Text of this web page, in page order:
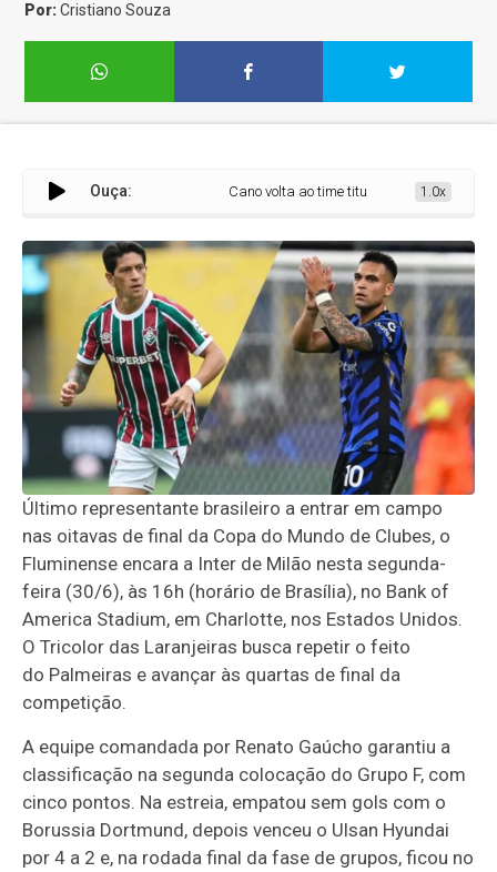
Por:Cristiano Souza
Ouça: Cano volta ao time titular em duelo decisivo contra
1.0x
Último representante brasileiro a entrar em campo
nas oitavas de final da Copa do Mundo de Clubes, o
Fluminense encara a Inter de Milão nesta segunda-
feira (30/6), às 16h (horário de Brasília), no Bank of
America Stadium, em Charlotte, nos Estados Unidos.
O Tricolor das Laranjeiras busca repetir o feito
do Palmeiras e avançar às quartas de final da
competição.
A equipe comandada por Renato Gaúcho garantiu a
classificação na segunda colocação do Grupo F, com
cinco pontos. Na estreia, empatou sem gols com o
Borussia Dortmund, depois venceu o Ulsan Hyundai
por 4 a 2 e, na rodada final da fase de grupos, ficou no